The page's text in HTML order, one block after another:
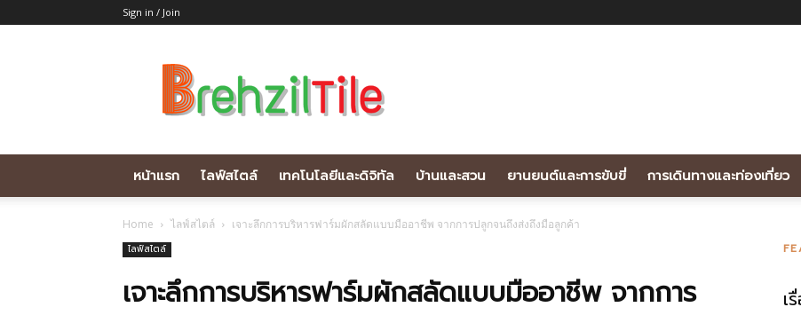
Sign in / Join
หน้าแรก ไลฟ์สไตล์ เทคโนโลยีและดิจิทัล บ้านและสวน ยานยนต์และการขับขี่ การเดินทางและท่องเที่ยว
Home ไลฟ์สไตล์ เจาะลึกการบริหารฟาร์มผักสลัดแบบมืออาชีพ จากการปลูกจนถึงส่งถึงมือลูกค้า
ไลฟ์สไตล์
เจาะลึกการบริหารฟาร์มผักสลัดแบบมืออาชีพ จากการ
เ